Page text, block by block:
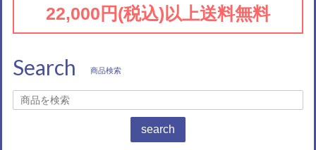
22,000円(税込)以上送料無料
Search 商品検索
search